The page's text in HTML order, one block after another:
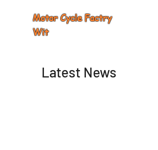
Motor Cycle Factry
Wit
Latest News